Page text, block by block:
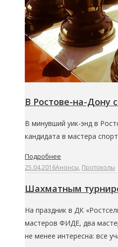
В Ростове-на-Дону
В минувший уик-энд в
кандидата в мастера
Подробнее
25.04.2016Анонсы, Протоколы
Шахматным
На праздник в ДК
мастеров ФИДЕ, два
не менее интересна: все